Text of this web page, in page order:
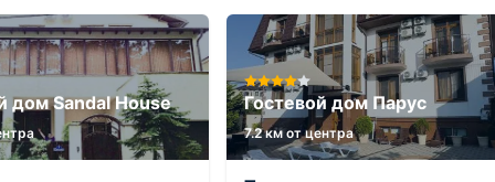
дом Sandal House Гостевой дом Парус
7.2 км от центра